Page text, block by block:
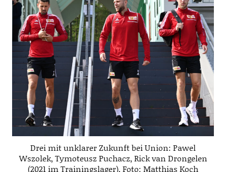
Drei mit unklarer Zukunft bei Union: Pawel
Wszolek, Tymoteusz Puchacz, Rick van Drongelen
(2021 im Trainingslager), Foto: Matthias Koch